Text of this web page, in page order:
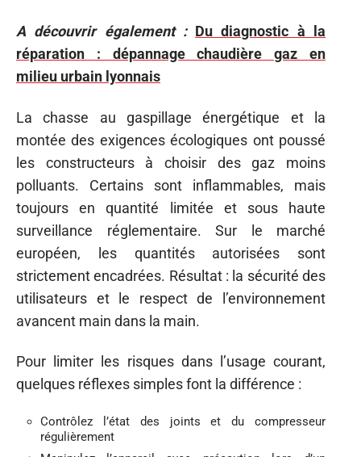
A découvrir également : Du diagnostic à la
réparation : dépannage chaudière gaz en
milieu urbain lyonnais
La chasse au gaspillage énergétique et la
montée des exigences écologiques ont poussé
les constructeurs à choisir des gaz moins
polluants. Certains sont inflammables, mais
toujours en quantité limitée et sous haute
surveillance réglementaire. Sur le marché
européen, les quantités autorisées sont
strictement encadrées. Résultat : la sécurité des
utilisateurs et le respect de l’environnement
avancent main dans la main.
Pour limiter les risques dans l’usage courant,
quelques réflexes simples font la différence :
Contrôlez l’état des joints et du compresseur
régulièrement